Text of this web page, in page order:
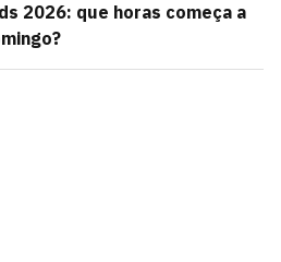
2026: que horas começa a